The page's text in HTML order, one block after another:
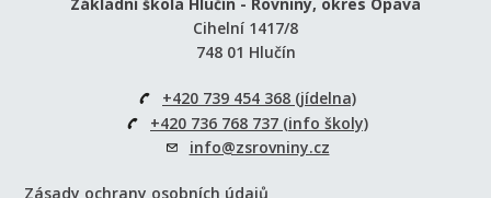
Cihelní 1417/8
748 01 Hlučín
+420 739 454 368 (jídelna)
+420 736 768 737 (info školy)
info@zsrovniny.cz
Zásady ochrany osobních údajů